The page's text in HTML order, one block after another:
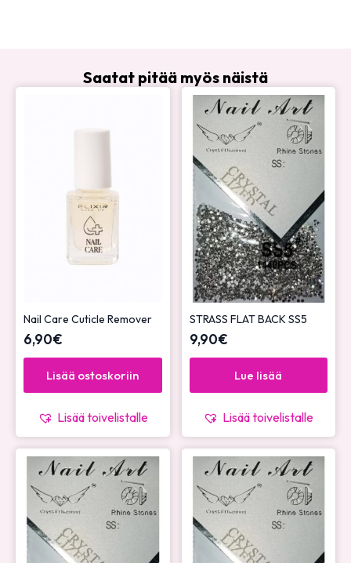
Saatat pitää myös näistä
Nail Care Cuticle Remover
6,90€
Lisää ostoskoriin
Lisää toivelistalle
STRASS FLAT BACK SS5
9,90€
Lue lisää
Lisää toivelistalle